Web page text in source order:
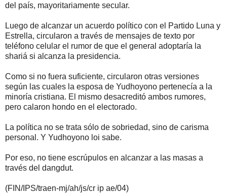
del país, mayoritariamente secular.
Luego de alcanzar un acuerdo político con el Partido Luna y
Estrella, circularon a través de mensajes de texto por
teléfono celular el rumor de que el general adoptaría la
shariá si alcanza la presidencia.
Como si no fuera suficiente, circularon otras versiones
según las cuales la esposa de Yudhoyono pertenecía a la
minoría cristiana. El mismo desacreditó ambos rumores,
pero calaron hondo en el electorado.
La política no se trata sólo de sobriedad, sino de carisma
personal. Y Yudhoyono loi sabe.
Por eso, no tiene escrúpulos en alcanzar a las masas a
través del dangdut.
(FIN/IPS/traen-mj/ah/js/cr ip ae/04)